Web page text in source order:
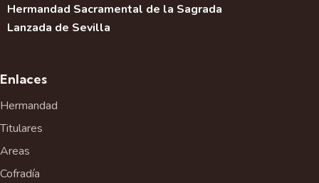
Hermandad Sacramental de la Sagrada
Lanzada de Sevilla
Enlaces
Hermandad
Titulares
Areas
Cofradía